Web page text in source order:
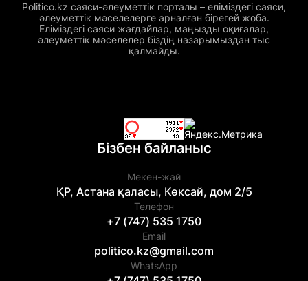
Politico.kz саяси-әлеуметтік порталы – еліміздегі саяси,
әлеуметтік мәселелерге арналған бірегей жоба.
Еліміздегі саяси жағдайлар, маңызды оқиғалар,
әлеуметтік мәселелер біздің назарымыздан тыс
қалмайды.
Бізбен байланыс
Мекен-жай
ҚР, Астана қаласы, Көксай, дом 2/5
Телефон
+7 (747) 535 1750
Email
politico.kz@gmail.com
WhatsApp